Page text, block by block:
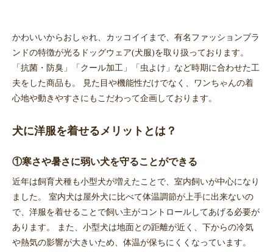
かわいいからおしゃれ、カッコイイまで、有名ファッションブラ
ンドの特徴が光るドッグウェア(犬服)を取り扱っております。
「抗菌・防臭」「クール加工」「虫よけ」など時期に合わせた工
夫をした商品も。 見た目や機能性だけでなく、ワンちゃんの着
心地や動きやすさにもこだわって企画しております。
犬に洋服を着せるメリットとは？
①寒さや暑さに弱い犬を守ることができる
近年は飼育犬種も小型犬が増えたことで、室内飼いが中心になり
ました。 室内犬は屋外犬に比べて体温調節が上手に出来ないの
で、洋服を着せることで飼い主がコントロールしてあげる必要が
あります。 また、小型犬は地面との距離が近く、下からの冷気
や熱気の影響が大きいため、体温が保ちにくくなっています。